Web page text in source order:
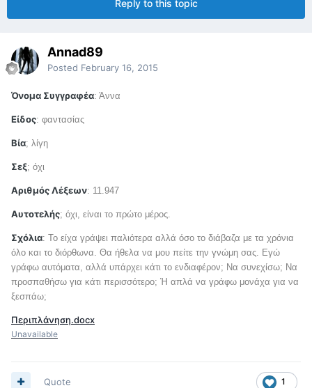
Reply to this topic
Annad89
Posted February 16, 2015
Όνομα Συγγραφέα: Άννα
Είδος: φαντασίας
Βία; λίγη
Σεξ; όχι
Αριθμός Λέξεων: 11.947
Αυτοτελής; όχι, είναι το πρώτο μέρος.
Σχόλια: Το είχα γράψει παλιότερα αλλά όσο το διάβαζα με τα χρόνια
όλο και το διόρθωνα. Θα ήθελα να μου πείτε την γνώμη σας. Εγώ
γράφω αυτόματα, αλλά υπάρχει κάτι το ενδιαφέρον; Να συνεχίσω; Να
προσπαθήσω για κάτι περισσότερο; Ή απλά να γράφω μονάχα για να
ξεσπάω;
Περιπλάνηση.docx
Unavailable
1
Quote